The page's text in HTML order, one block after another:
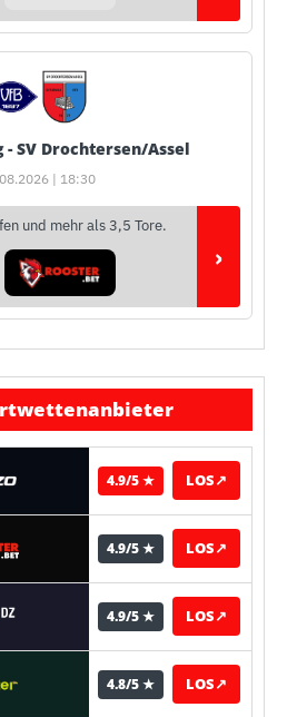
- SV Drochtersen/Assel
| 18:30
und mehr als 3,5 Tore.
›
4.9/5 ★ LOS↗
4.9/5 ★ LOS↗
4.9/5 ★ LOS↗
4.8/5 ★ LOS↗